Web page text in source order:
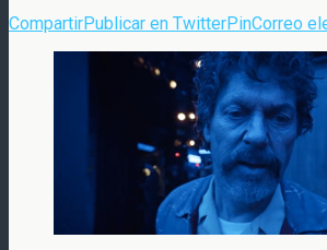
CompartirPublicar en TwitterPinCorreo